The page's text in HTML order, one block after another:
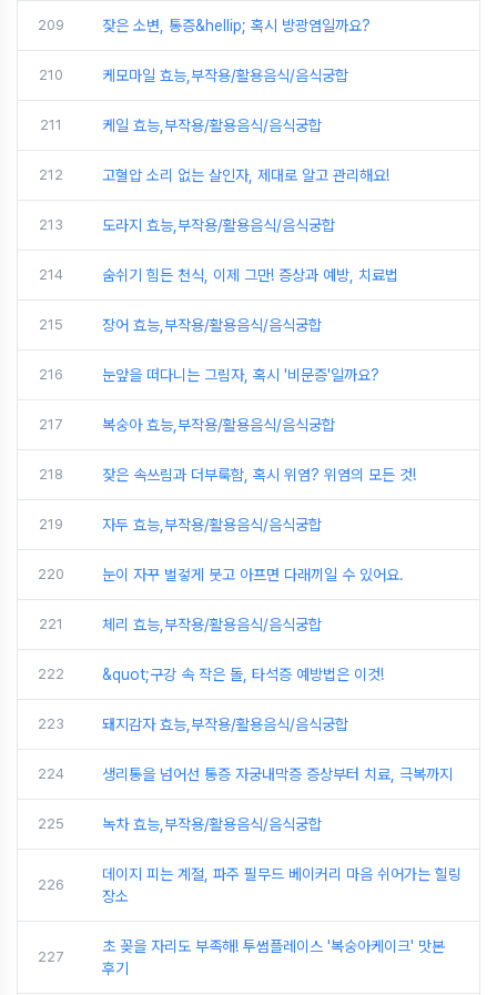
209 잦은 소변, 통증&hellip; 혹시 방광염일까요?
210 케모마일 효능,부작용/활용음식/음식궁합
211 케일 효능,부작용/활용음식/음식궁합
212 고혈압 소리 없는 살인자, 제대로 알고 관리해요!
213 도라지 효능,부작용/활용음식/음식궁합
214 숨쉬기 힘든 천식, 이제 그만! 증상과 예방, 치료법
215 장어 효능,부작용/활용음식/음식궁합
216 눈앞을 떠다니는 그림자, 혹시 '비문증'일까요?
217 복숭아 효능,부작용/활용음식/음식궁합
218 잦은 속쓰림과 더부룩함, 혹시 위염? 위염의 모든 것!
219 자두 효능,부작용/활용음식/음식궁합
220 눈이 자꾸 벌겋게 붓고 아프면 다래끼일 수 있어요.
221 체리 효능,부작용/활용음식/음식궁합
222 &quot;구강 속 작은 돌, 타석증 예방법은 이것!
223 돼지감자 효능,부작용/활용음식/음식궁합
224 생리통을 넘어선 통증 자궁내막증 증상부터 치료, 극복까지
225 녹차 효능,부작용/활용음식/음식궁합
226
데이지 피는 계절, 파주 필무드 베이커리 마음 쉬어가는 힐링
장소
227
초 꽂을 자리도 부족해! 투썸플레이스 '복숭아케이크' 맛본
후기